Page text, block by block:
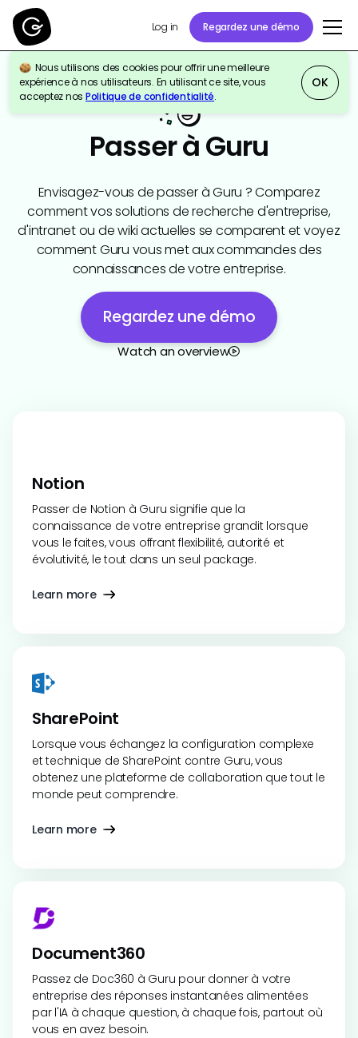
Log in Regardez une démo
Nous utilisons des cookies pour offrir une meilleure
expérience à nos utilisateurs. En utilisant ce site, vous
acceptez nos Politique de confidentialité.
OK
Passer à Guru
Envisagez-vous de passer à Guru ? Comparez
comment vos solutions de recherche d'entreprise,
d'intranet ou de wiki actuelles se comparent et voyez
comment Guru vous met aux commandes des
connaissances de votre entreprise.
Regardez une démo
Watch an overview
Notion
Passer de Notion à Guru signifie que la
connaissance de votre entreprise grandit lorsque
vous le faites, vous offrant flexibilité, autorité et
évolutivité, le tout dans un seul package.
Learn more
SharePoint
Lorsque vous échangez la configuration complexe
et technique de SharePoint contre Guru, vous
obtenez une plateforme de collaboration que tout le
monde peut comprendre.
Learn more
Document360
Passez de Doc360 à Guru pour donner à votre
entreprise des réponses instantanées alimentées
par l'IA à chaque question, à chaque fois, partout où
vous en avez besoin.